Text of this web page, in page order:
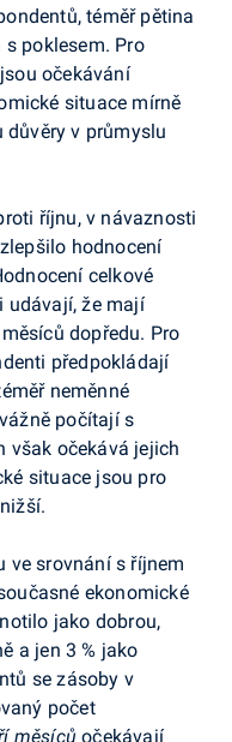
téměř pětina
poklesem. Pro
jsou očekávání
situace mírně
důvěry v průmyslu
říjnu, v návaznosti
hodnocení
celkové
udávají, že mají
dopředu. Pro
předpokládají
neměnné
počítají s
však očekává jejich
situace jsou pro
nižší.
ve srovnání s říjnem
ekonomické
jako dobrou,
a jen 3 % jako
se zásoby v
počet
měsícůočekávají